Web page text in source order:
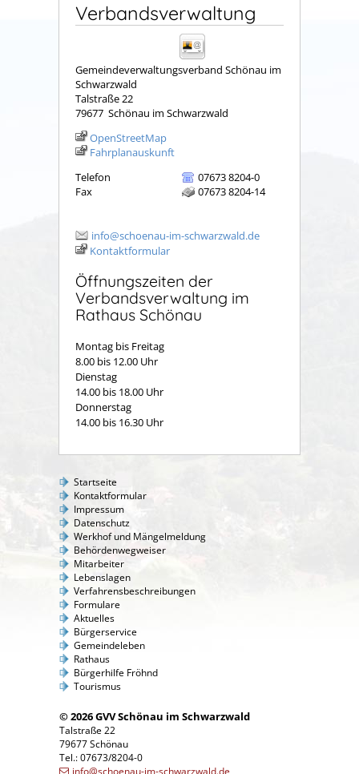
Verbandsverwaltung
Gemeindeverwaltungsverband Schönau im
Schwarzwald
Talstraße 22
79677 Schönau im Schwarzwald
OpenStreetMap
Fahrplanauskunft
Telefon
07673 8204-0
Fax
07673 8204-14
info@schoenau-im-schwarzwald.de
Kontaktformular
Öffnungszeiten der
Verbandsverwaltung im
Rathaus Schönau
Montag bis Freitag
8.00 bis 12.00 Uhr
Dienstag
14.00 bis 18.00 Uhr
Donnerstag
14.00 bis 16.30 Uhr
Startseite
Kontaktformular
Impressum
Datenschutz
Werkhof und Mängelmeldung
Behördenwegweiser
Mitarbeiter
Lebenslagen
Verfahrensbeschreibungen
Formulare
Aktuelles
Bürgerservice
Gemeindeleben
Rathaus
Bürgerhilfe Fröhnd
Tourismus
© 2026 GVV Schönau im Schwarzwald
Talstraße 22
79677 Schönau
Tel.: 07673/8204-0
info@schoenau-im-schwarzwald.de